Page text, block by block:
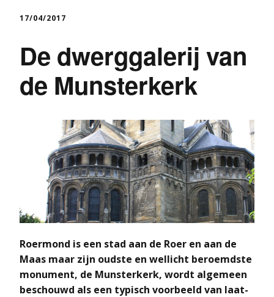
17/04/2017
De dwerggalerij van
de Munsterkerk
Roermond is een stad aan de Roer en aan de
Maas maar zijn oudste en wellicht beroemdste
monument, de Munsterkerk, wordt algemeen
beschouwd als een typisch voorbeeld van laat-